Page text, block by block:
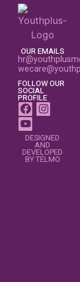
OUR EMAILS
FOLLOW OUR
SOCIAL
PROFILE
DESIGNED
AND
DEVELOPED
BY TELMO